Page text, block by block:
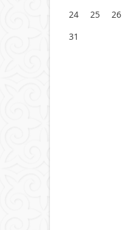
24
25 26
31